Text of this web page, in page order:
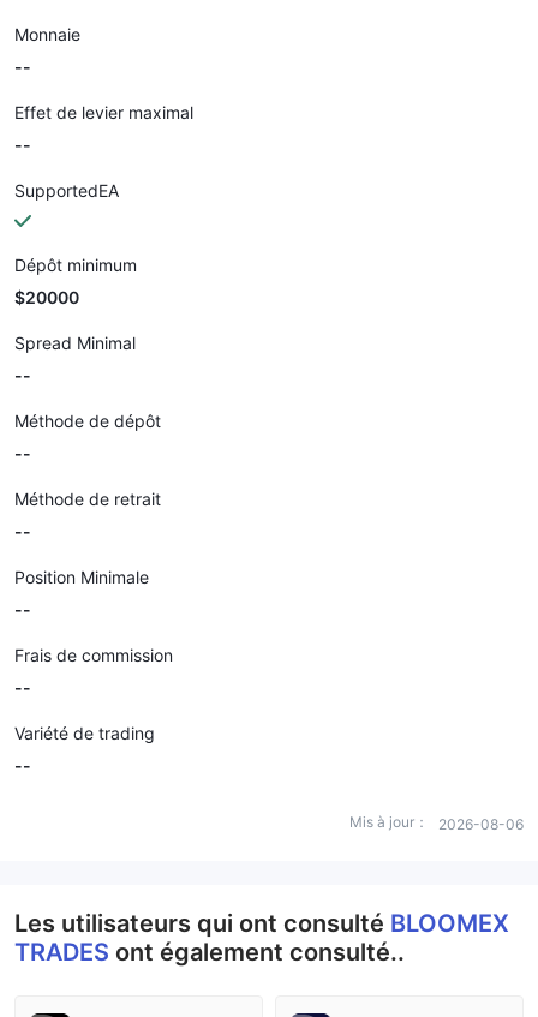
Monnaie
--
Effet de levier maximal
--
SupportedEA
Dépôt minimum
$20000
Spread Minimal
--
Méthode de dépôt
--
Méthode de retrait
--
Position Minimale
--
Frais de commission
--
Variété de trading
--
Mis à jour： 2026-08-06
Les utilisateurs qui ont consulté BLOOMEX
TRADES ont également consulté..